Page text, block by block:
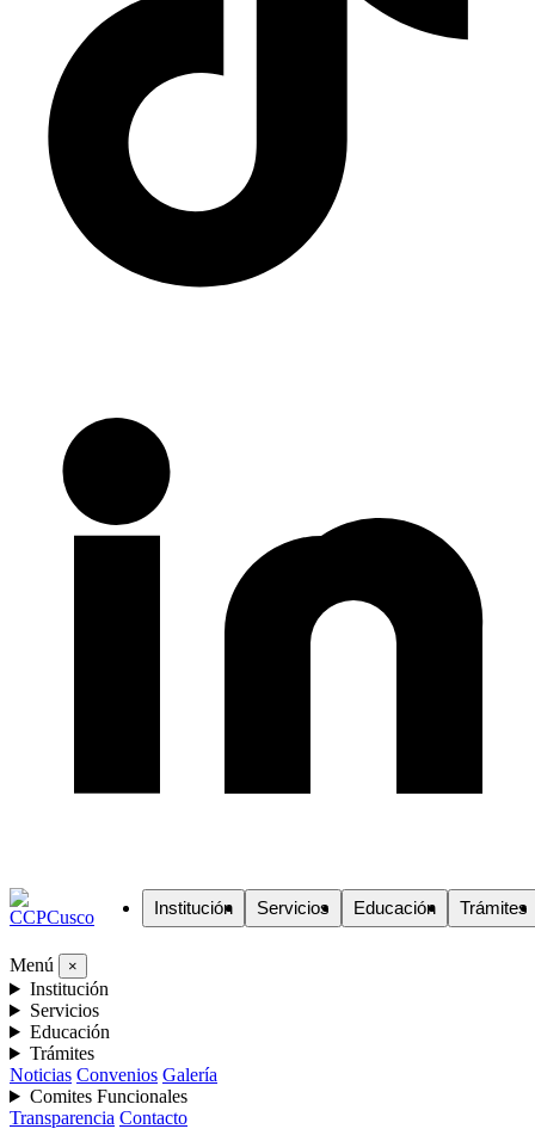
Institución Servicios Educación Trámites
Menú ×
Institución
Servicios
Educación
Trámites
Noticias Convenios Galería
Comites Funcionales
Transparencia Contacto